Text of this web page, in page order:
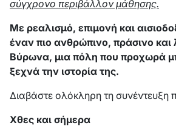
σύγχρονο περιβάλλον μάθησης.
Με ρεαλισμό, επιμονή και
έναν πιο ανθρώπινο, πράσινο και
Βύρωνα, μια πόλη που προχωρά
ξεχνά την ιστορία της.
Διαβάστε ολόκληρη τη συνέντευξη
Χθες και σήμερα